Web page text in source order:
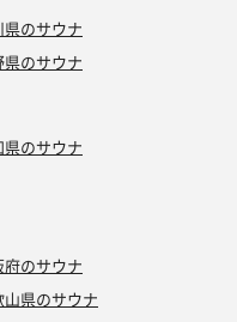
県のサウナ
県のサウナ
県のサウナ
府のサウナ
山県のサウナ